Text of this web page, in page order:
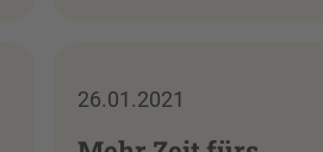
26.01.2021